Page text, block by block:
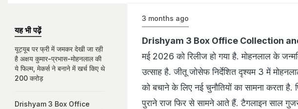
3 months ago
Drishyam 3 Box Office Collection
मई 2026 को रिलीज हो गया है. मोहनलाल के
उत्साह है. जीतू जोसेफ निर्देशित दृश्यम 3 में
को बचाने के लिए नई चुनौतियों का सामना करता
पुराने राज फिर से सामने आते हैं. टैगलाइन साल
यह भी पढ़ें
यूट्यूब पर फ्री में जमकर देखी जा रही
है अक्षय कुमार-प्रभास-मोहनलाल की
ये फिल्म, मेकर्स ने बनाने में खर्च किए थे
200 करोड़
Drishyam 3 Box Office